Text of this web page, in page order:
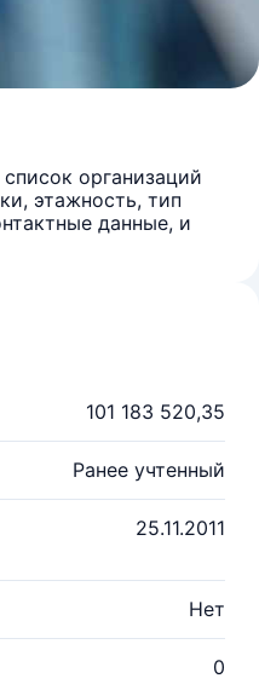
организаций
этажность, тип
данные, и
101 183 520,35
Ранее учтенный
25.11.2011
Нет
0